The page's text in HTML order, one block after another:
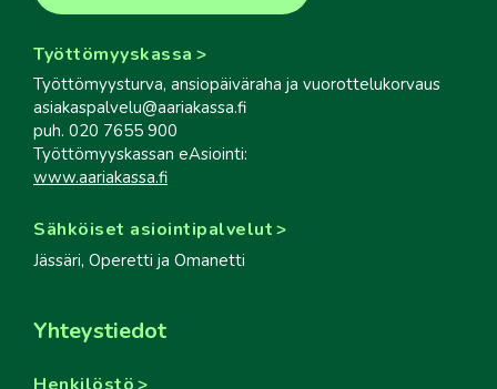
Työttömyyskassa
Työttömyysturva, ansiopäiväraha ja vuorottelukorvaus
asiakaspalvelu@aariakassa.fi
puh. 020 7655 900
Työttömyyskassan eAsiointi:
www.aariakassa.fi
Sähköiset asiointipalvelut
Jässäri, Operetti ja Omanetti
Yhteystiedot